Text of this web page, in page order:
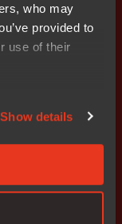
who may
provided to
use of their
Show details
는 “클라우
에 따라, AVH 지
레이터는 특히
인 통합과 배포
가 작업 능률을
개발자의 까다로
겠다는 의지를